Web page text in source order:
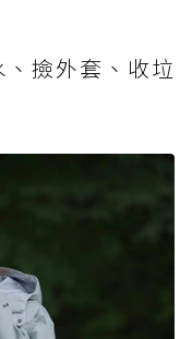
撿外套、收垃